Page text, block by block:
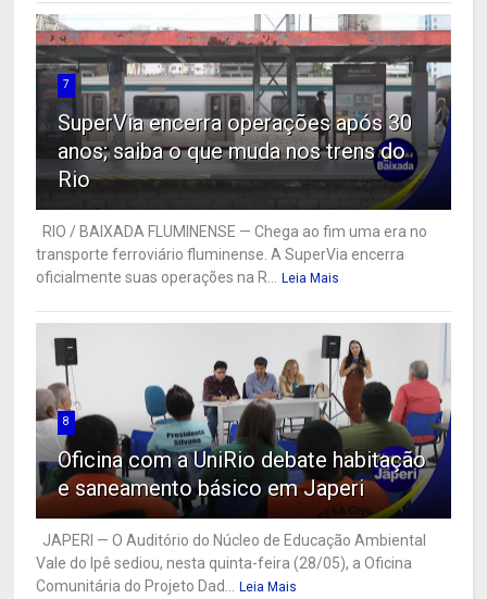
7
SuperVia encerra operações após 30
anos; saiba o que muda nos trens do
Rio
RIO / BAIXADA FLUMINENSE — Chega ao fim uma era no
transporte ferroviário fluminense. A SuperVia encerra
oficialmente suas operações na R... Leia Mais
8
Oficina com a UniRio debate habitação
e saneamento básico em Japeri
JAPERI — O Auditório do Núcleo de Educação Ambiental
Vale do Ipê sediou, nesta quinta-feira (28/05), a Oficina
Comunitária do Projeto Dad... Leia Mais